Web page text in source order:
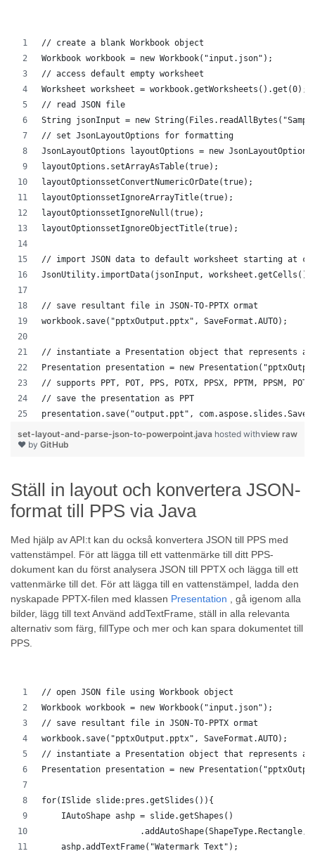
// create a blank Workbook object
Workbook workbook = new Workbook("input.json");
// access default empty worksheet
Worksheet worksheet = workbook.getWorksheets().get(0);
// read JSON file
String jsonInput = new
// set JsonLayoutOptions for formatting
JsonLayoutOptions layoutOptions = new
layoutOptions.setArrayAsTable(true);
layoutOptionssetConvertNumericOrDate(true);
layoutOptionssetIgnoreArrayTitle(true);
layoutOptionssetIgnoreNull(true);
layoutOptionssetIgnoreObjectTitle(true);
// import JSON data to default worksheet starting at
JsonUtility.importData(jsonInput,
// save resultant file in JSON-TO-PPTX ormat
workbook.save("pptxOutput.pptx", SaveFormat.AUTO);
// instantiate a Presentation object that represents a
Presentation presentation = new
// supports PPT, POT, PPS, POTX, PPSX, PPTM, PPSM,
// save the presentation as PPT
presentation.save("output.ppt",
view raw
set-layout-and-parse-json-to-powerpoint.java hosted with
❤ by GitHub
Ställ in layout och konvertera JSON-
format till PPS via Java
Med hjälp av API:t kan du också konvertera JSON till PPS med
vattenstämpel. För att lägga till ett vattenmärke till ditt PPS-
dokument kan du först analysera JSON till PPTX och lägga till ett
vattenmärke till det. För att lägga till en vattenstämpel, ladda den
nyskapade PPTX-filen med klassen Presentation , gå igenom alla
bilder, lägg till text Använd addTextFrame, ställ in alla relevanta
alternativ som färg, fillType och mer och kan spara dokumentet till
PPS.
// open JSON file using Workbook object
Workbook workbook = new Workbook("input.json");
// save resultant file in JSON-TO-PPTX ormat
workbook.save("pptxOutput.pptx", SaveFormat.AUTO);
// instantiate a Presentation object that represents a
Presentation presentation = new
for(ISlide slide:pres.getSlides()){
    IAutoShape ashp = slide.getShapes()
    ashp.addTextFrame("Watermark Text");